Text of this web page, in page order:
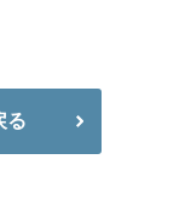
る